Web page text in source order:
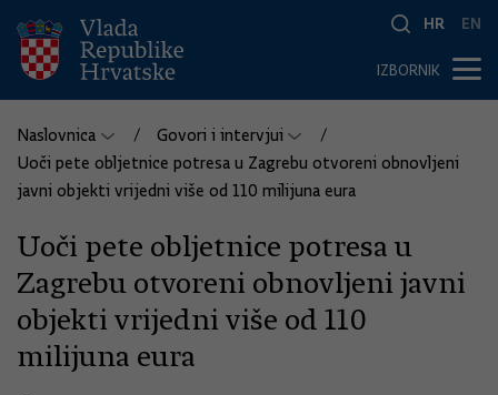
HR EN
IZBORNIK
Naslovnica
Govori i intervjui
Uoči pete obljetnice potresa u Zagrebu otvoreni obnovljeni
javni objekti vrijedni više od 110 milijuna eura
Uoči pete obljetnice potresa u
Zagrebu otvoreni obnovljeni javni
objekti vrijedni više od 110
milijuna eura